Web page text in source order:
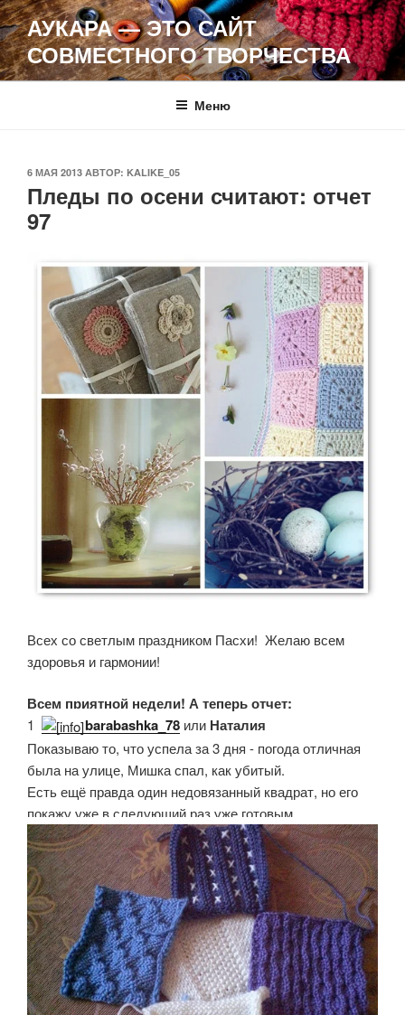
Перейти
к
содержимому
АУКАРА — ЭТО САЙТ
СОВМЕСТНОГО ТВОРЧЕСТВА
Меню
ОПУБЛИКОВАНО
6 МАЯ 2013 АВТОР: KALIKE_05
Пледы по осени считают: отчет
97
Всех со светлым праздником Пасхи! Желаю всем
здоровья и гармонии!
Всем приятной недели! А теперь отчет:
1. barabashka_78 или Наталия
Показываю то, что успела за 3 дня - погода отличная
была на улице, Мишка спал, как убитый.
Есть ещё правда один недовязанный квадрат, но его
покажу уже в следующий раз уже готовым.